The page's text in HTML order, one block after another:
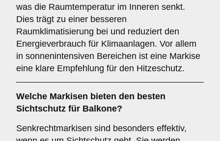
was die Raumtemperatur im Inneren senkt.
Dies trägt zu einer besseren
Raumklimatisierung bei und reduziert den
Energieverbrauch für Klimaanlagen. Vor allem
in sonnenintensiven Bereichen ist eine Markise
eine klare Empfehlung für den Hitzeschutz.
Welche Markisen bieten den besten
Sichtschutz für Balkone?
Senkrechtmarkisen sind besonders effektiv,